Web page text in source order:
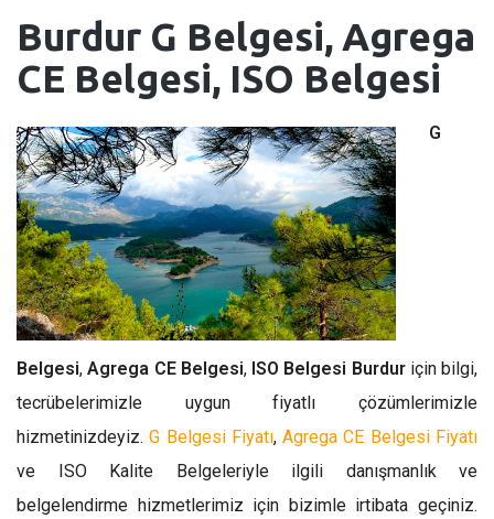
Burdur G Belgesi, Agrega
CE Belgesi, ISO Belgesi
G
Belgesi,Agrega CE Belgesi, ISO Belgesi Burduriçin bilgi,
tecrübelerimizle uygun fiyatlı çözümlerimizle
hizmetinizdeyiz.G Belgesi Fiyatı,Agrega CE Belgesi Fiyatı
ve ISO Kalite Belgeleriyle ilgili danışmanlık ve
belgelendirme hizmetlerimiz için bizimle irtibata geçiniz.